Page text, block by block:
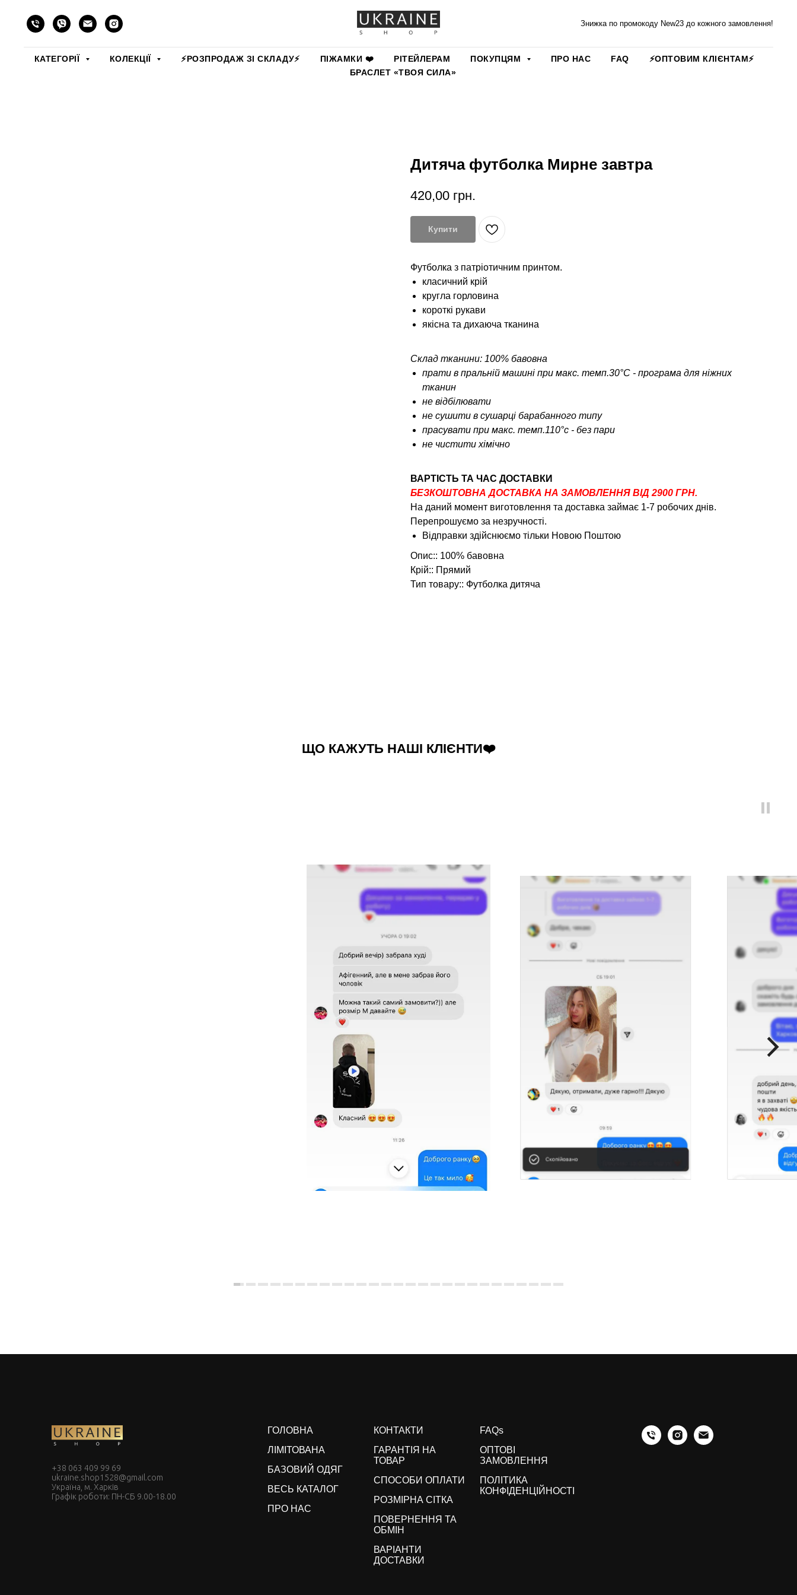
Знижка по промокоду New23 до кожного замовлення!
КАТЕГОРІЇ КОЛЕКЦІЇ ⚡️РОЗПРОДАЖ ЗІ СКЛАДУ⚡️ ПІЖАМКИ ❤️ РІТЕЙЛЕРАМ ПОКУПЦЯМ ПРО НАС FAQ
⚡️ОПТОВИМ КЛІЄНТАМ⚡️
БРАСЛЕТ «ТВОЯ СИЛА»
Дитяча футболка Мирне завтра
420,00 грн.
Купити
Футболка з патріотичним принтом.
класичний крій
кругла горловина
короткі рукави
якісна та дихаюча тканина
Склад тканини: 100% бавовна
прати в пральній машині при макс. темп.30°С - програма для ніжних
тканин
не відбілювати
не сушити в сушарці барабанного типу
прасувати при макс. темп.110°c - без пари
не чистити хімічно
ВАРТІСТЬ ТА ЧАС ДОСТАВКИ
БЕЗКОШТОВНА ДОСТАВКА НА ЗАМОВЛЕННЯ ВІД 2900 ГРН.
На даний момент виготовлення та доставка займає 1-7 робочих днів.
Перепрошуємо за незручності.
Відправки здійснюємо тільки Новою Поштою
Опис:: 100% бавовна
Крій:: Прямий
Тип товару:: Футболка дитяча
ЩО КАЖУТЬ НАШІ КЛІЄНТИ❤️
+38 063 409 99 69
ukraine.shop1528@gmail.com
Україна, м. Харків
Графік роботи: ПН-СБ 9.00-18.00
ГОЛОВНА
ЛІМІТОВАНА
БАЗОВИЙ ОДЯГ
ВЕСЬ КАТАЛОГ
ПРО НАС
КОНТАКТИ
ГАРАНТІЯ НА
ТОВАР
СПОСОБИ ОПЛАТИ
РОЗМІРНА СІТКА
ПОВЕРНЕННЯ ТА
ОБМІН
ВАРІАНТИ
ДОСТАВКИ
FAQs
ОПТОВІ
ЗАМОВЛЕННЯ
ПОЛІТИКА
КОНФІДЕНЦІЙНОСТІ